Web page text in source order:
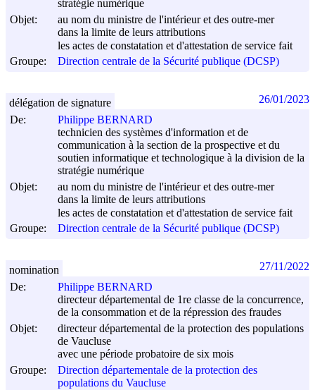
stratégie numérique
Objet:
au nom du ministre de l'intérieur et des outre-mer
dans la limite de leurs attributions
les actes de constatation et d'attestation de service fait
Groupe:
Direction centrale de la Sécurité publique (DCSP)
De:
Philippe BERNARD
technicien des systèmes d'information et de
communication à la section de la prospective et du
soutien informatique et technologique à la division de la
stratégie numérique
Objet:
au nom du ministre de l'intérieur et des outre-mer
dans la limite de leurs attributions
les actes de constatation et d'attestation de service fait
Groupe:
Direction centrale de la Sécurité publique (DCSP)
délégation de signature 26/01/2023
De:
Philippe BERNARD
directeur départemental de 1re classe de la concurrence,
de la consommation et de la répression des fraudes
Objet:
directeur départemental de la protection des populations
de Vaucluse
avec une période probatoire de six mois
Groupe:
Direction départementale de la protection des
populations du Vaucluse
nomination 27/11/2022